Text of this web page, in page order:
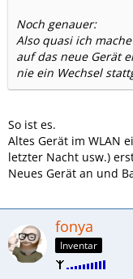
Noch genauer:
Also quasi ich
auf das neue Gerät
nie ein Wechsel
So ist es.
Altes Gerät im WLAN
letzter Nacht usw.)
Neues Gerät an und
fonya
Inventar